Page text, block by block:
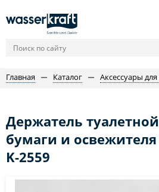
Главная Каталог Аксессуары
Держатель туалетной
бумаги и освежителя
K-2559